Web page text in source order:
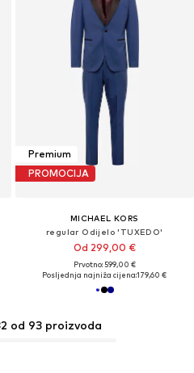
Premium
PROMOCIJA
MICHAEL KORS
regular Odijelo 'TUXEDO'
Od 299,00 €
Prvotno: 599,00 €
Posljednja najniža cijena:179,60 €
od 93 proizvoda